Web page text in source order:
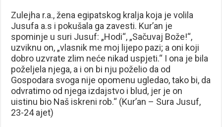
Zulejha r.a., žena egipatskog kralja koja je volila
Jusufa a.s i pokušala ga zavesti. Kur’an je
spominje u suri Jusuf: „Hodi“, „Sačuvaj Bože!“,
uzviknu on, „vlasnik me moj lijepo pazi; a oni koji
dobro uzvrate zlim neće nikad uspjeti.“ I ona je bila
poželjela njega, a i on bi nju poželio da od
Gospodara svoga nije opomenu ugledao, tako bi, da
odvratimo od njega izdajstvo i blud, jer je on
uistinu bio Naš iskreni rob.“ (Kur’an – Sura Jusuf,
23-24 ajet)